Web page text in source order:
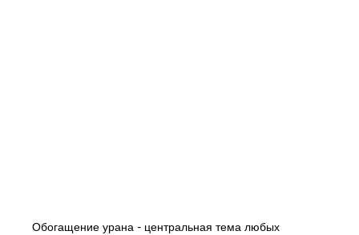
Обогащение урана - центральная тема любых